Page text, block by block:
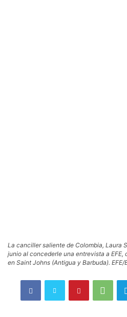
La canciller saliente de Colombia, Laura
junio al concederle una entrevista a EFE,
en Saint Johns (Antigua y Barbuda).